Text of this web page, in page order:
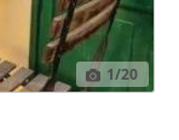
1/20